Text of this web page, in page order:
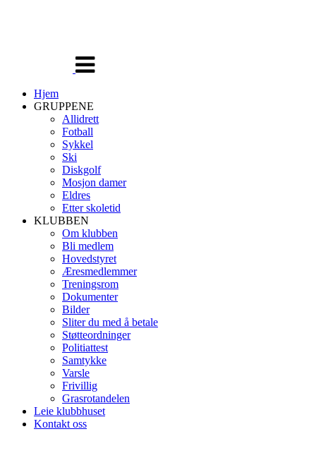
navigasjon
Hjem
GRUPPENE
Allidrett
Fotball
Sykkel
Ski
Diskgolf
Mosjon damer
Eldres
Etter skoletid
KLUBBEN
Om klubben
Bli medlem
Hovedstyret
Æresmedlemmer
Treningsrom
Dokumenter
Bilder
Sliter du med å betale
Støtteordninger
Politiattest
Samtykke
Varsle
Frivillig
Grasrotandelen
Leie klubbhuset
Kontakt oss